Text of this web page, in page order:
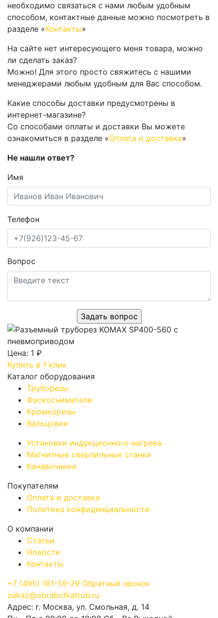
необходимо связаться с нами любым удобным
способом, контактные данные можно посмотреть в
разделе «Контакты»
На сайте нет интересующего меня товара, можно
ли сделать заказ?
Можно! Для этого просто свяжитесь с нашими
менеджерами любым удобным для Вас способом.
Какие способы доставки предусмотрены в
интернет-магазине?
Со способами оплаты и доставки Вы можете
ознакомиться в разделе «Оплата и доставка»
Не нашли ответ?
Имя
Телефон
Вопрос
Цена: 1 ₽
Купить в 1 клик
Каталог оборудования
Труборезы
Фаскосниматели
Кромкорезы
Вальцовки
Установки индукционного нагрева
Магнитные сверлильные станки
Канавочники
Покупателям
Оплата и доставка
Политика конфиденциальности
О компании
Статьи
Новости
Контакты
+7 (495) 181-59-29 Обратный звонок
zakaz@obrabotkatrub.ru
Адрес: г. Москва, ул. Смольная, д. 14